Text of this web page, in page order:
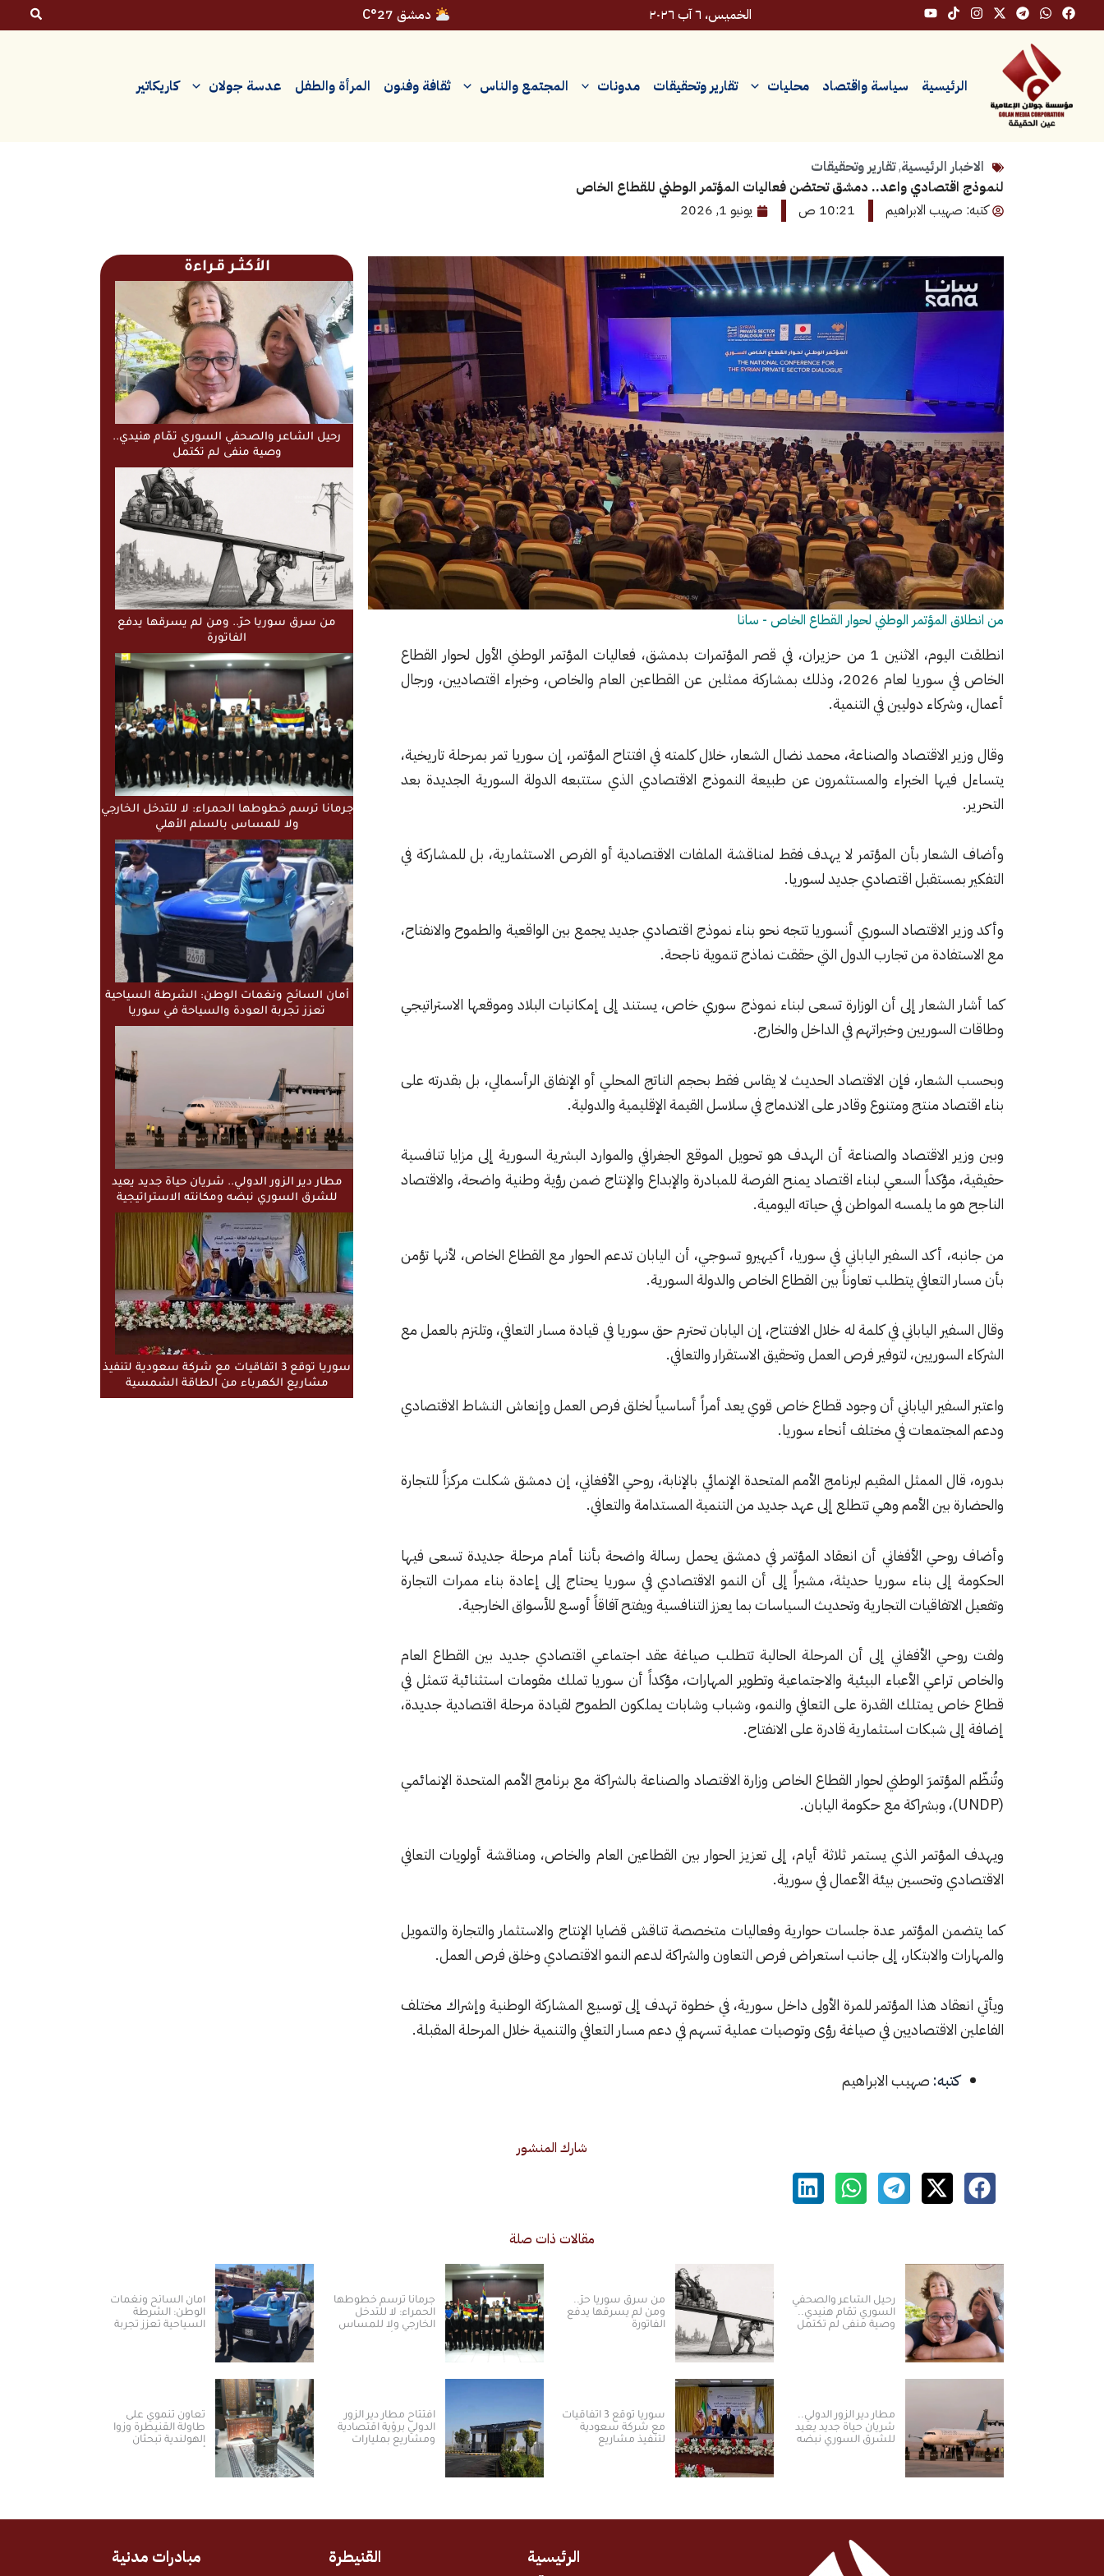
تخطي
إلى
الخميس، ٦ آب ٢٠٢٦ دمشق 27°C
الرئيسية سياسة واقتصاد محليات تقارير وتحقيقات مدونات المجتمع والناس ثقافة وفنون المرأة والطفل عدسة جولان كاريكاتير
الاخبار الرئيسية,تقارير وتحقيقات
لنموذج اقتصادي واعد.. دمشق تحتضن فعاليات المؤتمر الوطني للقطاع الخاص
كتبه: صهيب الابراهيم
10:21 ص يونيو 1, 2026
من انطلاق المؤتمر الوطني لحوار القطاع الخاص - سانا
انطلقت اليوم، الاثنين 1 من حزيران، في قصر المؤتمرات بدمشق، فعاليات المؤتمر الوطني الأول لحوار القطاع
‏الخاص في سوريا لعام 2026، وذلك بمشاركة ممثلين عن القطاعين العام والخاص، وخبراء اقتصاديين، ورجال
أعمال، وشركاء دوليين في التنمية.
وقال وزير الاقتصاد والصناعة، محمد نضال الشعار، خلال كلمته في افتتاح المؤتمر، إن سوريا تمر بمرحلة تاريخية،
يتساءل فيها الخبراء والمستثمرون عن طبيعة النموذج الاقتصادي الذي ستتبعه الدولة السورية الجديدة بعد
التحرير.
وأضاف الشعار بأن المؤتمر لا يهدف فقط لمناقشة الملفات الاقتصادية أو الفرص الاستثمارية، بل للمشاركة في
التفكير بمستقبل اقتصادي جديد لسوريا.
وأكد وزير الاقتصاد السوري أنسوريا تتجه نحو بناء نموذج اقتصادي جديد يجمع بين الواقعية والطموح والانفتاح،
مع الاستفادة من تجارب الدول التي حققت نماذج تنموية ناجحة.
كما أشار الشعار إلى أن الوزارة تسعى لبناء نموذج سوري خاص، يستند إلى إمكانيات البلاد وموقعها الاستراتيجي
وطاقات السوريين وخبراتهم في الداخل والخارج.
وبحسب الشعار، فإن الاقتصاد الحديث لا يقاس فقط بحجم الناتج المحلي أو الإنفاق الرأسمالي، بل بقدرته على
بناء اقتصاد منتج ومتنوع وقادر على الاندماج في سلاسل القيمة الإقليمية والدولية.
وبين وزير الاقتصاد والصناعة أن الهدف هو تحويل الموقع الجغرافي والموارد البشرية السورية إلى مزايا تنافسية
حقيقية، مؤكداً السعي لبناء اقتصاد يمنح الفرصة للمبادرة والإبداع والإنتاج ضمن رؤية وطنية واضحة، والاقتصاد
الناجح هو ما يلمسه المواطن في حياته اليومية.
من جانبه، أكد السفير الياباني في سوريا، أكيهيرو تسوجي، أن اليابان تدعم الحوار مع القطاع الخاص، لأنها تؤمن
بأن مسار التعافي يتطلب تعاوناً بين القطاع الخاص والدولة السورية.
وقال السفير الياباني في كلمة له خلال الافتتاح، إن اليابان تحترم حق سوريا في قيادة مسار التعافي، وتلتزم بالعمل مع
الشركاء السوريين، لتوفير فرص العمل وتحقيق الاستقرار والتعافي.
واعتبر السفير الياباني أن وجود قطاع خاص قوي يعد أمراً أساسياً لخلق فرص العمل وإنعاش النشاط الاقتصادي
ودعم المجتمعات في مختلف أنحاء سوريا.
بدوره، قال الممثل المقيم لبرنامج الأمم المتحدة الإنمائي بالإنابة، روحي الأفغاني، إن دمشق شكلت مركزاً للتجارة
والحضارة بين الأمم وهي تتطلع إلى عهد جديد من التنمية المستدامة والتعافي.
وأضاف روحي الأفغاني أن انعقاد المؤتمر في دمشق يحمل رسالة واضحة بأننا أمام مرحلة جديدة تسعى فيها
الحكومة إلى بناء سوريا حديثة، مشيراً إلى أن النمو الاقتصادي في سوريا يحتاج إلى إعادة بناء ممرات التجارة
وتفعيل الاتفاقيات التجارية وتحديث السياسات بما يعزز التنافسية ويفتح آفاقاً أوسع للأسواق الخارجية.
ولفت روحي الأفغاني إلى أن المرحلة الحالية تتطلب صياغة عقد اجتماعي اقتصادي جديد بين القطاع العام
والخاص تراعي الأعباء البيئية والاجتماعية وتطوير المهارات، مؤكداً أن سوريا تملك مقومات استثنائية تتمثل في
قطاع خاص يمتلك القدرة على التعافي والنمو، وشباب وشابات يملكون الطموح لقيادة مرحلة اقتصادية جديدة،
إضافة إلى شبكات استثمارية قادرة على الانفتاح.
وتُنظّم المؤتمرَ الوطني لحوار القطاع الخاص وزارة الاقتصاد والصناعة بالشراكة مع برنامج الأمم المتحدة الإنمائمي
(UNDP)، وبشراكة مع حكومة ‏اليابان.
ويهدف المؤتمر الذي يستمر ثلاثة أيام، إلى تعزيز الحوار بين القطاعين العام والخاص، ومناقشة أولويات التعافي
الاقتصادي وتحسين بيئة الأعمال في سورية.
كما يتضمن المؤتمر عدة جلسات حوارية وفعاليات متخصصة تناقش قضايا الإنتاج والاستثمار والتجارة والتمويل
والمهارات والابتكار، إلى جانب استعراض فرص التعاون والشراكة لدعم النمو الاقتصادي وخلق فرص العمل.
ويأتي انعقاد هذا المؤتمر للمرة الأولى داخل سورية، في خطوة تهدف إلى توسيع المشاركة الوطنية وإشراك مختلف
الفاعلين الاقتصاديين في صياغة رؤى وتوصيات عملية تسهم في دعم مسار التعافي والتنمية خلال المرحلة المقبلة.
كتبه: صهيب الابراهيم
الأكثــر قـراءة
رحيل الشاعر والصحفي السوري تمّام هنيدي..
وصية منفى لم تكتمل
من سرق سوريا حرّ.. ومن لم يسرقها يدفع
الفاتورة
جرمانا ترسم خطوطها الحمراء: لا للتدخل الخارجي
ولا للمساس بالسلم الأهلي
أمان السائح ونغمات الوطن: الشرطة السياحية
تعزز تجربة العودة والسياحة في سوريا
مطار دير الزور الدولي.. شريان حياة جديد يعيد
للشرق السوري نبضه ومكانته الاستراتيجية
سوريا توقع 3 اتفاقيات مع شركة سعودية لتنفيذ
مشاريع الكهرباء من الطاقة الشمسية
شارك المنشور
مقالات ذات صلة
رحيل الشاعر والصحفي
السوري تمّام هنيدي..
وصية منفى لم تكتمل
من سرق سوريا حرّ..
ومن لم يسرقها يدفع
الفاتورة
جرمانا ترسم خطوطها
الحمراء: لا للتدخل
الخارجي ولا للمساس
أمان السائح ونغمات
الوطن: الشرطة
السياحية تعزز تجربة
مطار دير الزور الدولي..
شريان حياة جديد يعيد
للشرق السوري نبضه
سوريا توقع 3 اتفاقيات
مع شركة سعودية
لتنفيذ مشاريع
افتتاح مطار دير الزور
الدولي برؤية اقتصادية
ومشاريع بمليارات
تعاون تنموي على
طاولة القنيطرة وزوا
الهولندية تبحثان
الرئيسية
القنيطرة
مبادرات مدنية